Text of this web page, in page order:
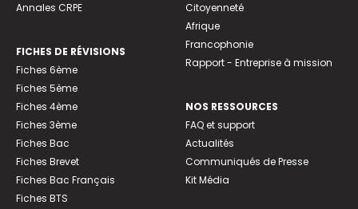
Annales CRPE
FICHES DE RÉVISIONS
Fiches 6ème
Fiches 5ème
Fiches 4ème
Fiches 3ème
Fiches Bac
Fiches Brevet
Fiches Bac Français
Fiches BTS
Citoyenneté
Afrique
Francophonie
Rapport - Entreprise à mission
NOS RESSOURCES
FAQ et support
Actualités
Communiqués de Presse
Kit Média